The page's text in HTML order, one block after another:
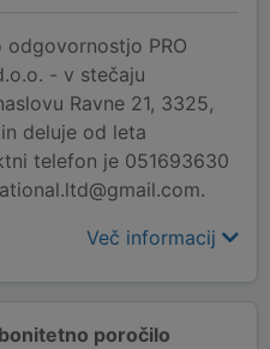
odgovornostjo PRO
- v stečaju
Ravne 21, 3325,
deluje od leta
telefon je 051693630
Več informacij
poročilo